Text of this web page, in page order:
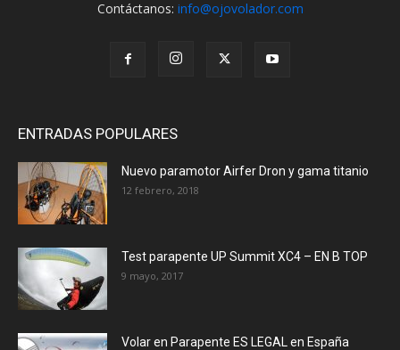
Contáctanos: info@ojovolador.com
ENTRADAS POPULARES
Nuevo paramotor Airfer Dron y gama titanio
12 febrero, 2018
Test parapente UP Summit XC4 – EN B TOP
9 mayo, 2017
Volar en Parapente ES LEGAL en España